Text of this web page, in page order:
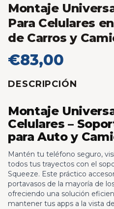
Montaje
Para Celulares
de Carros y
€83,00
DESCRIPCIÓN
Montaje
Celulares –
para Auto y
Mantén tu teléfono seguro,
todos tus trayectos con el
Squeeze. Este práctico
portavasos de la mayoría de
ofreciendo una solución
mantener tus apps a la vista